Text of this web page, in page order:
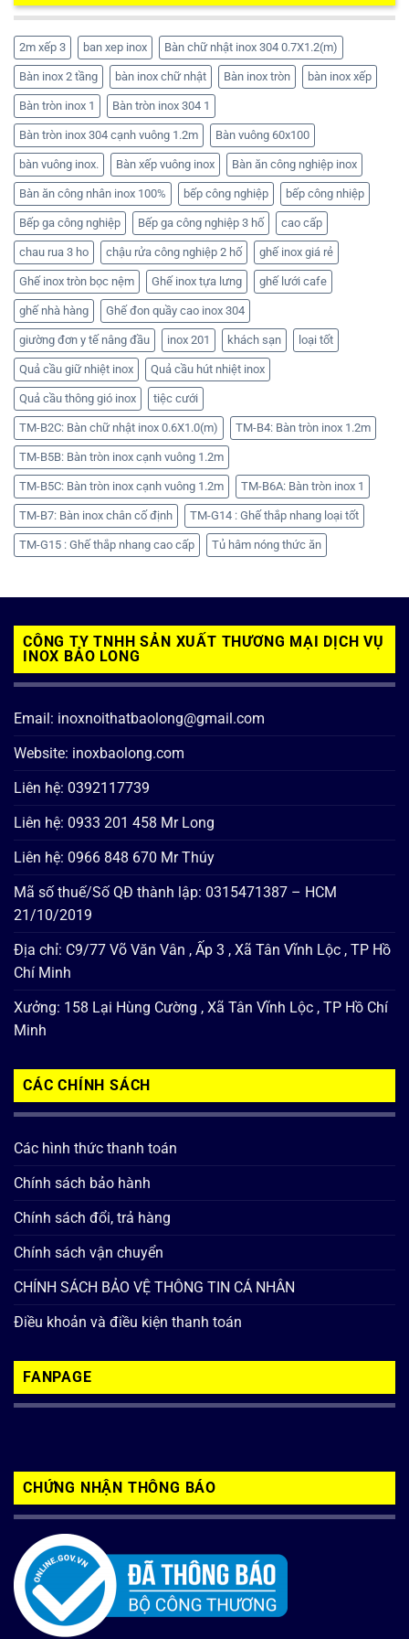
2m xếp 3 ban xep inox Bàn chữ nhật inox 304 0.7X1.2(m)
Bàn inox 2 tầng bàn inox chữ nhật Bàn inox tròn bàn inox xếp
Bàn tròn inox 1 Bàn tròn inox 304 1
Bàn tròn inox 304 cạnh vuông 1.2m Bàn vuông 60x100
bàn vuông inox. Bàn xếp vuông inox Bàn ăn công nghiệp inox
Bàn ăn công nhân inox 100% bếp công nghiệp bếp công nhiệp
Bếp ga công nghiệp Bếp ga công nghiệp 3 hố cao cấp
chau rua 3 ho chậu rửa công nghiệp 2 hố ghế inox giá rẻ
Ghế inox tròn bọc nệm Ghế inox tựa lưng ghế lưới cafe
ghế nhà hàng Ghế đon quầy cao inox 304
giường đơn y tế nâng đầu inox 201 khách sạn loại tốt
Quả cầu giữ nhiệt inox Quả cầu hút nhiệt inox
Quả cầu thông gió inox tiệc cưới
TM-B2C: Bàn chữ nhật inox 0.6X1.0(m) TM-B4: Bàn tròn inox 1.2m
TM-B5B: Bàn tròn inox cạnh vuông 1.2m
TM-B5C: Bàn tròn inox cạnh vuông 1.2m TM-B6A: Bàn tròn inox 1
TM-B7: Bàn inox chân cố định TM-G14 : Ghế thắp nhang loại tốt
TM-G15 : Ghế thắp nhang cao cấp Tủ hâm nóng thức ăn
CÔNG TY TNHH SẢN XUẤT THƯƠNG MẠI DỊCH VỤ
INOX BẢO LONG
Email: inoxnoithatbaolong@gmail.com
Website: inoxbaolong.com
Liên hệ: 0392117739
Liên hệ: 0933 201 458 Mr Long
Liên hệ: 0966 848 670 Mr Thúy
Mã số thuế/Số QĐ thành lập: 0315471387 – HCM
21/10/2019
Địa chỉ: C9/77 Võ Văn Vân , Ấp 3 , Xã Tân Vĩnh Lộc , TP Hồ
Chí Minh
Xưởng: 158 Lại Hùng Cường , Xã Tân Vĩnh Lộc , TP Hồ Chí
Minh
CÁC CHÍNH SÁCH
Các hình thức thanh toán
Chính sách bảo hành
Chính sách đổi, trả hàng
Chính sách vận chuyển
CHÍNH SÁCH BẢO VỆ THÔNG TIN CÁ NHÂN
Điều khoản và điều kiện thanh toán
FANPAGE
CHỨNG NHẬN THÔNG BÁO